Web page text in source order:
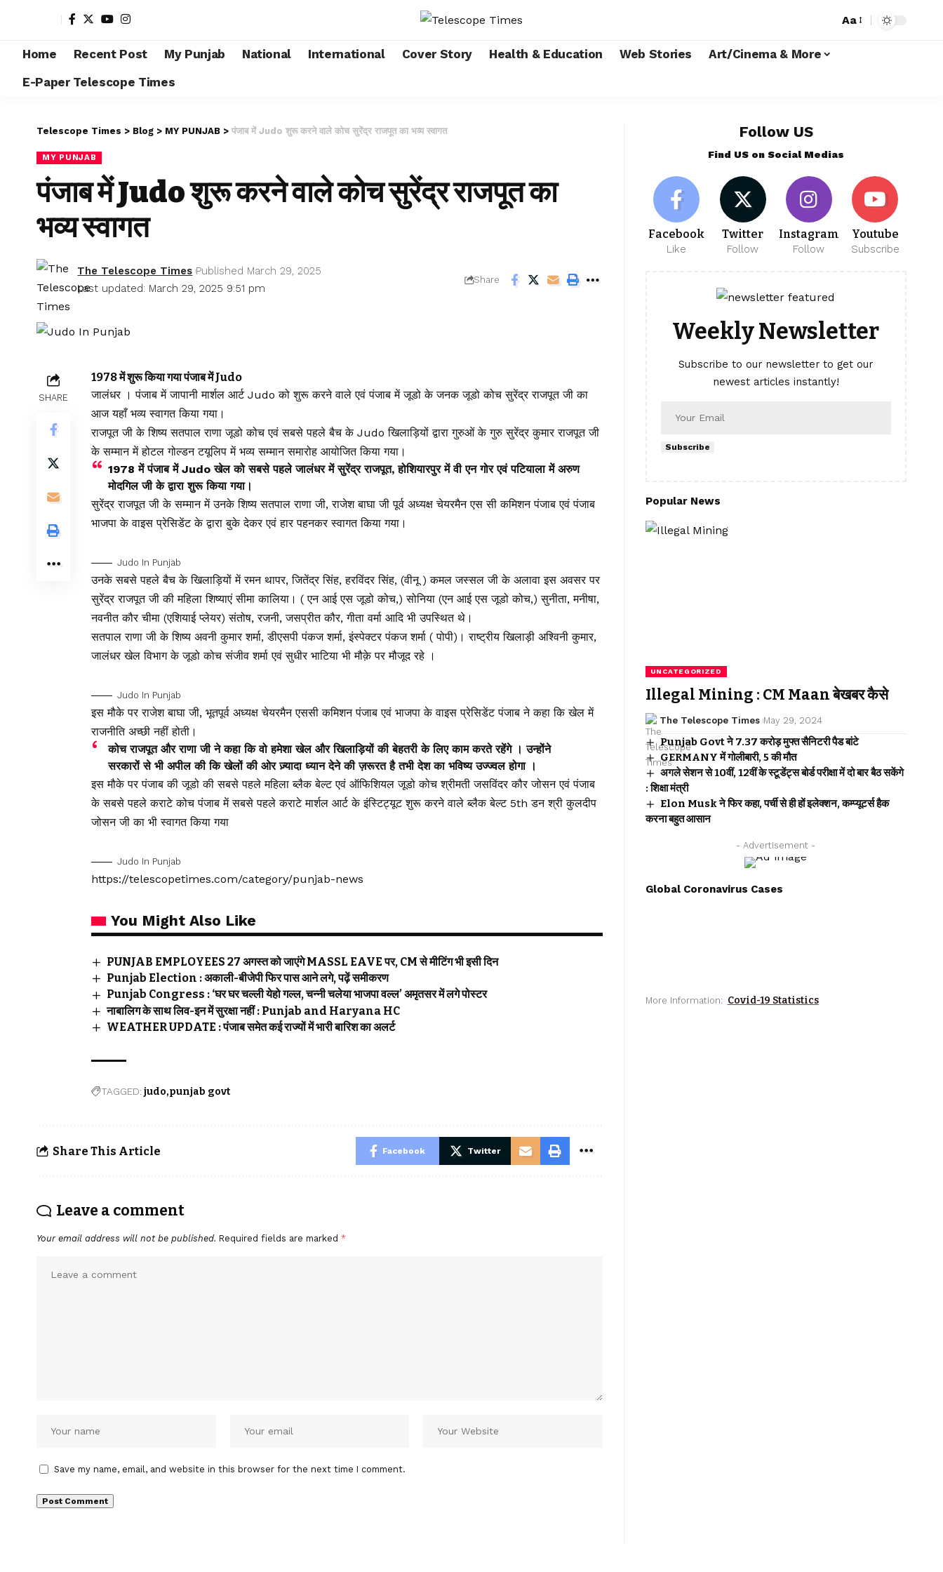
Aa
Home Recent Post My Punjab National International Cover Story Health & Education Web Stories
Art/Cinema & More
E-Paper Telescope Times
Telescope Times > Blog > MY PUNJAB > पंजाब में Judo शुरू करने वाले कोच सुरेंद्र राजपूत का भव्य स्वागत
MY PUNJAB
पंजाब में Judo शुरू करने वाले कोच सुरेंद्र राजपूत का
भव्य स्वागत
Last updated: March 29, 2025 9:51 pm
The Telescope Times Published March 29, 2025
Share
SHARE
1978 में शुरू किया गया पंजाब में Judo
जालंधर । पंजाब में जापानी मार्शल आर्ट Judo को शुरू करने वाले एवं पंजाब में जूडो के जनक जूडो कोच सुरेंद्र राजपूत जी का
आज यहाँ भव्य स्वागत किया गया।
राजपूत जी के शिष्य सतपाल राणा जूडो कोच एवं सबसे पहले बैच के Judo खिलाड़ियों द्वारा गुरुओं के गुरु सुरेंद्र कुमार राजपूत जी
के सम्मान में होटल गोल्डन टयूलिप में भव्य सम्मान समारोह आयोजित किया गया।
1978 में पंजाब में Judo खेल को सबसे पहले जालंधर में सुरेंद्र राजपूत, होशियारपुर में वी एन गोर एवं पटियाला में अरुण
मोदगिल जी के द्वारा शुरू किया गया।
सुरेंद्र राजपूत जी के सम्मान में उनके शिष्य सतपाल राणा जी, राजेश बाघा जी पूर्व अध्यक्ष चेयरमैन एस सी कमिशन पंजाब एवं पंजाब
भाजपा के वाइस प्रेसिडेंट के द्वारा बुके देकर एवं हार पहनकर स्वागत किया गया।
Judo In Punjab
उनके सबसे पहले बैच के खिलाड़ियों में रमन थापर, जितेंद्र सिंह, हरविंदर सिंह, (वीनू ) कमल जस्सल जी के अलावा इस अवसर पर
सुरेंद्र राजपूत जी की महिला शिष्याएं सीमा कालिया। ( एन आई एस जूडो कोच,) सोनिया (एन आई एस जूडो कोच,) सुनीता, मनीषा,
नवनीत कौर चीमा (एशियाई प्लेयर) संतोष, रजनी, जसप्रीत कौर, गीता वर्मा आदि भी उपस्थित थे।
सतपाल राणा जी के शिष्य अवनी कुमार शर्मा, डीएसपी पंकज शर्मा, इंस्पेक्टर पंकज शर्मा ( पोपी)। राष्ट्रीय खिलाड़ी अश्विनी कुमार,
जालंधर खेल विभाग के जूडो कोच संजीव शर्मा एवं सुधीर भाटिया भी मौक़े पर मौजूद रहे ।
Judo In Punjab
इस मौके पर राजेश बाघा जी, भूतपूर्व अध्यक्ष चेयरमैन एससी कमिशन पंजाब एवं भाजपा के वाइस प्रेसिडेंट पंजाब ने कहा कि खेल में
राजनीति अच्छी नहीं होती।
कोच राजपूत और राणा जी ने कहा कि वो हमेशा खेल और खिलाड़ियों की बेहतरी के लिए काम करते रहेंगे । उन्होंने
सरकारों से भी अपील की कि खेलों की ओर ज़्यादा ध्यान देने की ज़रूरत है तभी देश का भविष्य उज्ज्वल होगा ।
इस मौके पर पंजाब की जूडो की सबसे पहले महिला ब्लैक बेल्ट एवं ऑफिशियल जूडो कोच श्रीमती जसविंदर कौर जोसन एवं पंजाब
के सबसे पहले कराटे कोच पंजाब में सबसे पहले कराटे मार्शल आर्ट के इंस्टिट्यूट शुरू करने वाले ब्लैक बेल्ट 5th डन श्री कुलदीप
जोसन जी का भी स्वागत किया गया
Judo In Punjab
https://telescopetimes.com/category/punjab-news
You Might Also Like
PUNJAB EMPLOYEES 27 अगस्त को जाएंगे MASSL EAVE पर, CM से मीटिंग भी इसी दिन
Punjab Election : अकाली-बीजेपी फिर पास आने लगे, पढ़ें समीकरण
Punjab Congress : ‘घर घर चल्ली येहो गल्ल, चन्नी चलेया भाजपा वल्ल’ अमृतसर में लगे पोस्टर
नाबालिग के साथ लिव-इन में सुरक्षा नहीं : Punjab and Haryana HC
WEATHER UPDATE : पंजाब समेत कई राज्यों में भारी बारिश का अलर्ट
TAGGED:judo punjab govt
Share This Article Facebook Twitter
Leave a comment
Your email address will not be published. Required fields are marked *
Save my name, email, and website in this browser for the next time I comment.
Follow US
Find US on Social Medias
Facebook
Like
Twitter
Follow
Instagram
Follow
Youtube
Subscribe
Weekly Newsletter
Subscribe to our newsletter to get our
newest articles instantly!
Subscribe
Popular News
UNCATEGORIZED
Illegal Mining : CM Maan बेखबर कैसे
The Telescope Times May 29, 2024
Punjab Govt ने 7.37 करोड़ मुफ्त सैनिटरी पैड बांटे
GERMANY में गोलीबारी, 5 की मौत
अगले सेशन से 10वीं, 12वीं के स्टूडेंट्स बोर्ड परीक्षा में दो बार बैठ सकेंगे
: शिक्षा मंत्री
Elon Musk ने फिर कहा, पर्ची से ही हों इलेक्शन, कम्प्यूटर्स हैक
करना बहुत आसान
- Advertisement -
Global Coronavirus Cases
More Information: Covid-19 Statistics